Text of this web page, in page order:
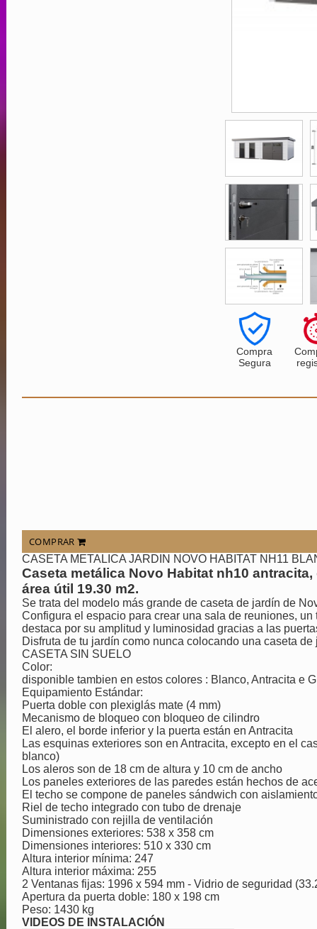
Compra
Segura
COMPRAR
CASETA METALICA JARDIN NOVO HABITAT NH11
Caseta metálica Novo Habitat nh10
área útil 19.30 m2.
Se trata del modelo más grande de caseta de jardín de
Configura el espacio para crear una sala de reuniones,
destaca por su amplitud y luminosidad gracias a las
Disfruta de tu jardín como nunca colocando una caseta de
CASETA SIN SUELO
Color:
disponible tambien en estos colores : Blanco, Antracita e
Equipamiento Estándar:
Puerta doble con plexiglás mate (4 mm)
Mecanismo de bloqueo con bloqueo de cilindro
El alero, el borde inferior y la puerta están en Antracita
Las esquinas exteriores son en Antracita, excepto en el
blanco)
Los aleros son de 18 cm de altura y 10 cm de ancho
Los paneles exteriores de las paredes están hechos de
El techo se compone de paneles sándwich con
Riel de techo integrado con tubo de drenaje
Suministrado con rejilla de ventilación
Dimensiones exteriores: 538 x 358 cm
Dimensiones interiores: 510 x 330 cm
Altura interior mínima: 247
Altura interior máxima: 255
2 Ventanas fijas: 1996 x 594 mm - Vidrio de seguridad
Apertura da puerta doble: 180 x 198 cm
Peso: 1430 kg
VIDEOS DE INSTALACIÓN